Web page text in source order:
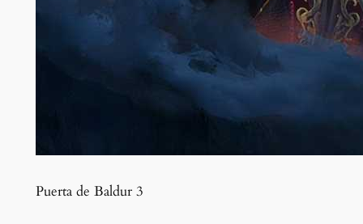
Puerta de Baldur 3